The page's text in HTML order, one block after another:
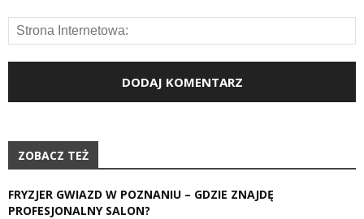
ZOBACZ TEŻ
FRYZJER GWIAZD W POZNANIU – GDZIE ZNAJDĘ
PROFESJONALNY SALON?